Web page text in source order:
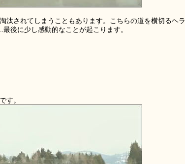
汰されてしまうこともあります。こちらの道を横切るヘラ
後に少し感動的なことが起こります。
す。